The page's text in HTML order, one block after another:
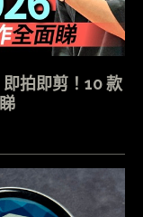
即拍即剪！10 款